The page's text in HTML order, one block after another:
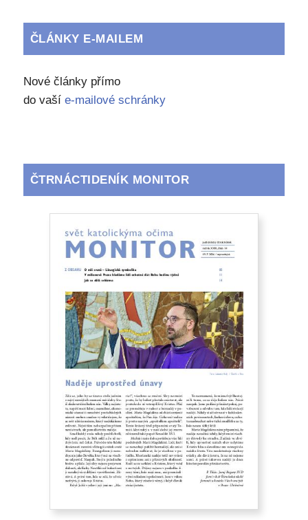
ČLÁNKY E-MAILEM
Nové články přímo
do vaší e-mailové schránky
ČTRNÁCTIDENÍK MONITOR